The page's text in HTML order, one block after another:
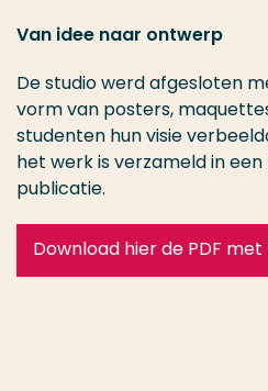
Van idee naar ontwerp
De studio werd afgesloten
vorm van posters,
studenten hun visie
het werk is verzameld in
publicatie.
Download hier de PDF